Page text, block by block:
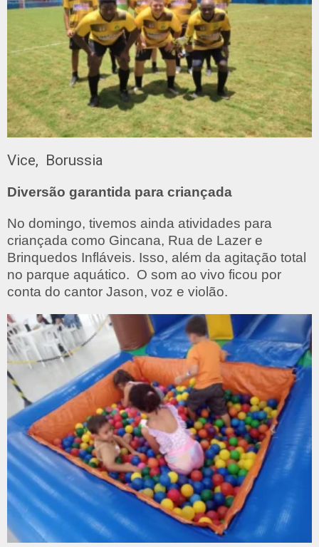
Vice, Borussia
Diversão garantida para criançada
No domingo, tivemos ainda atividades para
criançada como Gincana, Rua de Lazer e
Brinquedos Infláveis. Isso, além da agitação total
no parque aquático. O som ao vivo ficou por
conta do cantor Jason, voz e violão.